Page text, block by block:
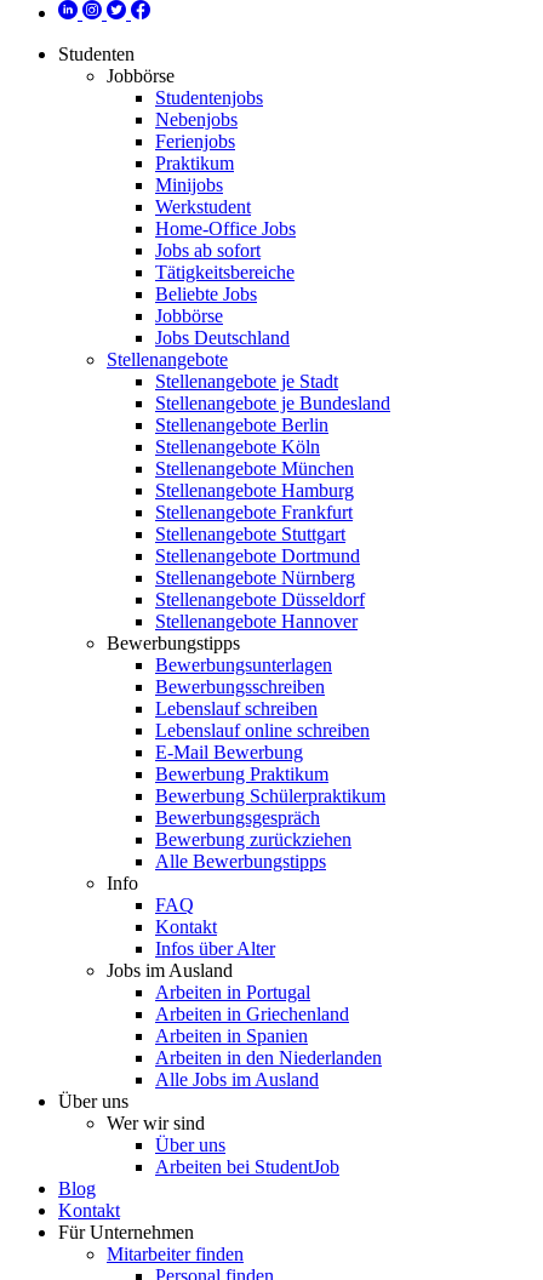
Studenten
Jobbörse
Studentenjobs
Nebenjobs
Ferienjobs
Praktikum
Minijobs
Werkstudent
Home-Office Jobs
Jobs ab sofort
Tätigkeitsbereiche
Beliebte Jobs
Jobbörse
Jobs Deutschland
Stellenangebote
Stellenangebote je Stadt
Stellenangebote je Bundesland
Stellenangebote Berlin
Stellenangebote Köln
Stellenangebote München
Stellenangebote Hamburg
Stellenangebote Frankfurt
Stellenangebote Stuttgart
Stellenangebote Dortmund
Stellenangebote Nürnberg
Stellenangebote Düsseldorf
Stellenangebote Hannover
Bewerbungstipps
Bewerbungsunterlagen
Bewerbungsschreiben
Lebenslauf schreiben
Lebenslauf online schreiben
E-Mail Bewerbung
Bewerbung Praktikum
Bewerbung Schülerpraktikum
Bewerbungsgespräch
Bewerbung zurückziehen
Alle Bewerbungstipps
Info
FAQ
Kontakt
Infos über Alter
Jobs im Ausland
Arbeiten in Portugal
Arbeiten in Griechenland
Arbeiten in Spanien
Arbeiten in den Niederlanden
Alle Jobs im Ausland
Über uns
Wer wir sind
Über uns
Arbeiten bei StudentJob
Blog
Kontakt
Für Unternehmen
Mitarbeiter finden
Personal finden